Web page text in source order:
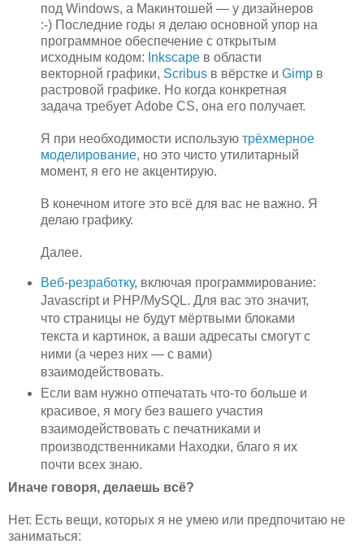
под Windows, а Макинтошей — у дизайнеров
:-) Последние годы я делаю основной упор на
программное обеспечение с открытым
исходным кодом: Inkscape в области
векторной графики, Scribus в вёрстке и Gimp в
растровой графике. Но когда конкретная
задача требует Adobe CS, она его получает.
Я при необходимости использую трёхмерное
моделирование, но это чисто утилитарный
момент, я его не акцентирую.
В конечном итоге это всё для вас не важно. Я
делаю графику.
Далее.
Веб-резработку, включая программирование:
Javascript и PHP/MySQL. Для вас это значит,
что страницы не будут мёртвыми блоками
текста и картинок, а ваши адресаты смогут с
ними (а через них — с вами)
взаимодействовать.
Если вам нужно отпечатать что-то больше и
красивое, я могу без вашего участия
взаимодействовать с печатниками и
производственниками Находки, благо я их
почти всех знаю.
Иначе говоря, делаешь всё?
Нет. Есть вещи, которых я не умею или предпочитаю не
заниматься: